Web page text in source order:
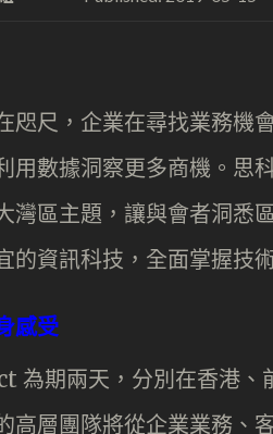
咫尺，企業在尋找業務機
用數據洞察更多商機。思
灣區主題，讓與會者洞悉
的資訊科技，全面掌握技
感受
為期兩天，分別在香港、
高層團隊將從企業業務、